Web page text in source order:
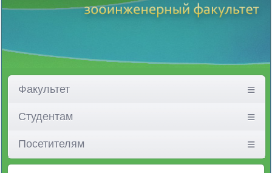
Факультет
Студентам
Посетителям